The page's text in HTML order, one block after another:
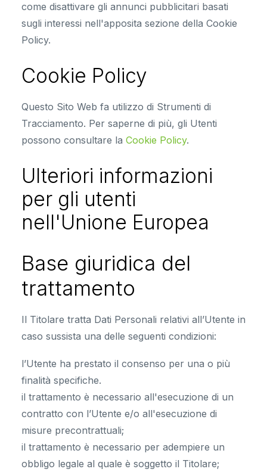
come disattivare gli annunci pubblicitari basati
sugli interessi nell'apposita sezione della Cookie
Policy.
Cookie Policy
Questo Sito Web fa utilizzo di Strumenti di
Tracciamento. Per saperne di più, gli Utenti
possono consultare la Cookie Policy.
Ulteriori informazioni
per gli utenti
nell'Unione Europea
Base giuridica del
trattamento
Il Titolare tratta Dati Personali relativi all’Utente in
caso sussista una delle seguenti condizioni:
l’Utente ha prestato il consenso per una o più
finalità specifiche.
il trattamento è necessario all'esecuzione di un
contratto con l’Utente e/o all'esecuzione di
misure precontrattuali;
il trattamento è necessario per adempiere un
obbligo legale al quale è soggetto il Titolare;